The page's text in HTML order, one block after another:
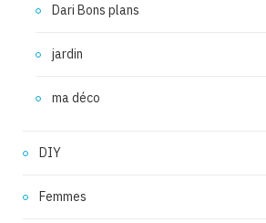
Dari Bons plans
jardin
ma déco
DIY
Femmes